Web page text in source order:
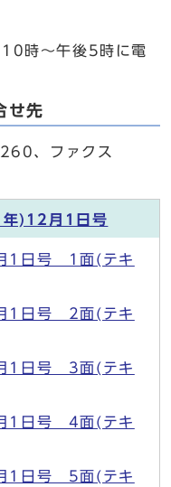
時～午後5時に電
せ先
、ファクス
)12月1日号
1日号 1面(テキ
1日号 2面(テキ
1日号 3面(テキ
1日号 4面(テキ
1日号 5面(テキ